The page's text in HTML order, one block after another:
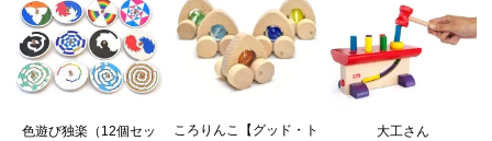
色遊び独楽（12個セッ
ころりんこ【グッド・ト
大工さん